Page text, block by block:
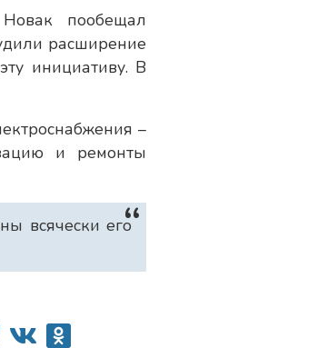
пообещал
расширение
инициативу. В
–
и ремонты
всячески его